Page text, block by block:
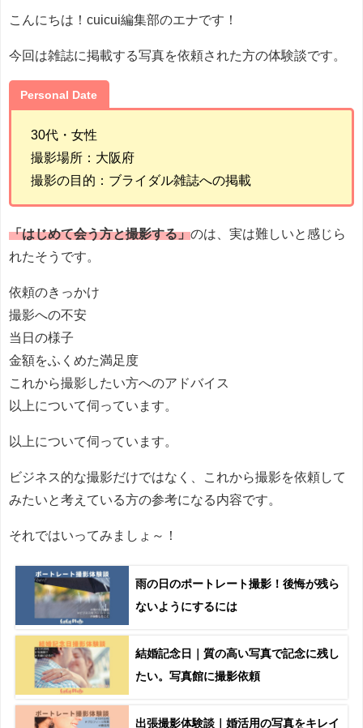
こんにちは！cuicui編集部のエナです！
今回は雑誌に掲載する写真を依頼された方の体験談です。
Personal Date
30代・女性
撮影場所：大阪府
撮影の目的：ブライダル雑誌への掲載
「はじめて会う方と撮影する」のは、実は難しいと感じら
れたそうです。
依頼のきっかけ
撮影への不安
当日の様子
金額をふくめた満足度
これから撮影したい方へのアドバイス
以上について伺っています。
以上について伺っています。
ビジネス的な撮影だけではなく、これから撮影を依頼して
みたいと考えている方の参考になる内容です。
それではいってみましょ～！
雨の日のポートレート撮影！後悔が残ら
ないようにするには
結婚記念日｜質の高い写真で記念に残し
たい。写真館に撮影依頼
出張撮影体験談｜婚活用の写真をキレイ